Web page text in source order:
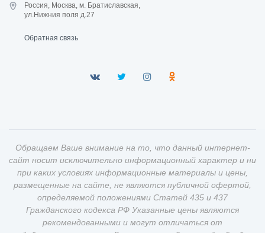
Россия, Москва, м. Братиславская,
ул.Нижния поля д.27
Обратная связь
Обращаем Ваше внимание на то, что данный интернет-
сайт носит исключительно информационный характер и ни
при каких условиях информационные материалы и цены,
размещенные на сайте, не являются публичной офертой,
определяемой положениями Статей 435 и 437
Гражданского кодекса РФ Указанные цены являются
рекомендованными и могут отличаться от